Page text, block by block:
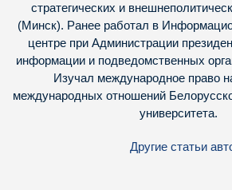
стратегических и
(Минск). Ранее работал в
центре при Администрации
информации и подведомственных
Изучал международное право
международных отношений
университета.
Другие статьи